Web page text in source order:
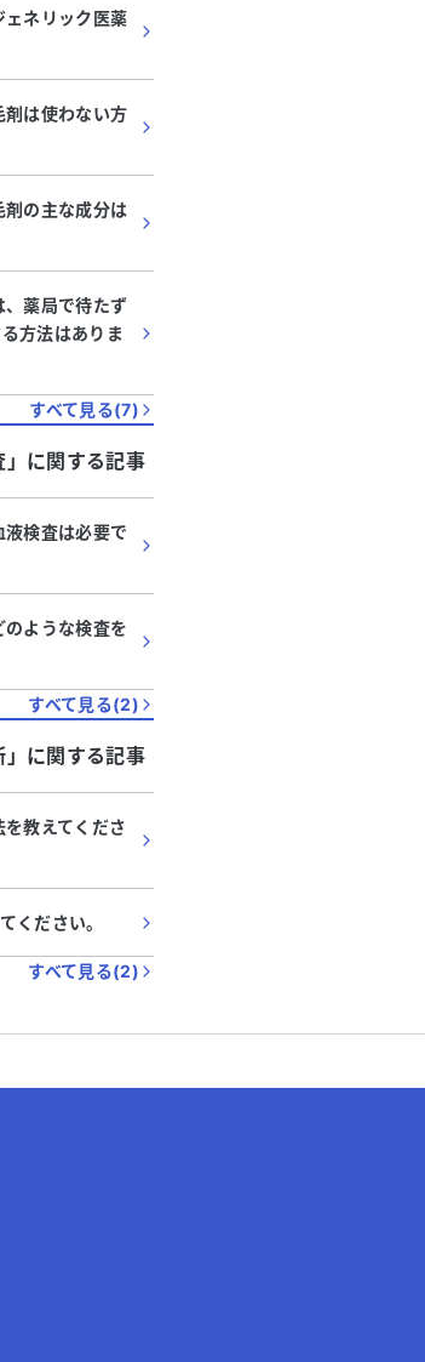
ネリック医薬
は使わない方
の主な成分は
薬局で待たず
方法はありま
すべて見る(7)
」に関する記事
検査は必要で
ような検査を
すべて見る(2)
」に関する記事
教えてくださ
ください。
すべて見る(2)